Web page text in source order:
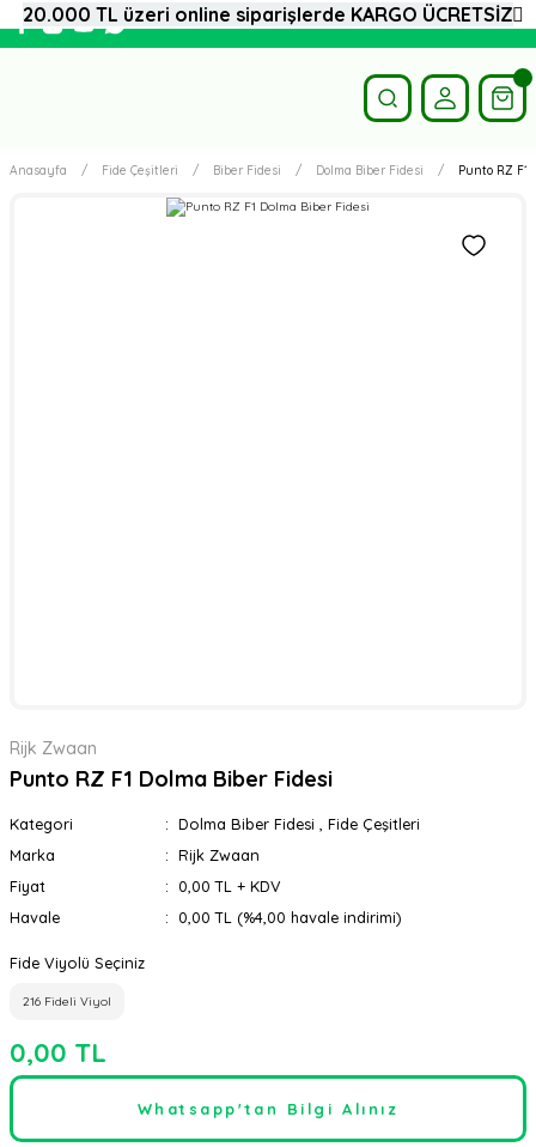
Anasayfa Fide Çeşitleri Biber Fidesi Dolma Biber Fidesi Punto RZ F1
Rijk Zwaan
Punto RZ F1 Dolma Biber Fidesi
Kategori Dolma Biber Fidesi
Fide Çeşitleri
Marka
Rijk Zwaan
Fiyat
0,00 TL + KDV
Havale
0,00 TL (%4,00 havale indirimi)
Fide Viyolü Seçiniz
216 Fideli Viyol
0,00 TL
Whatsapp'tan Bilgi Alınız
20.000 TL üzeri online siparişlerde KARGO ÜCRETSİZ